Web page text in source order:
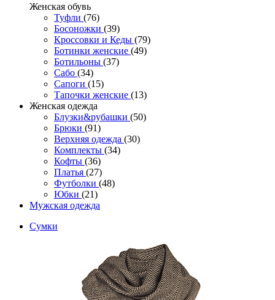
Женcкая обувь
Туфли (76)
Босоножки (39)
Кроссовки и Кеды (79)
Ботинки женские (49)
Ботильоны (37)
Сабо (34)
Сапоги (15)
Тапочки женские (13)
Женская одежда
Блузки&рубашки (50)
Брюки (91)
Верхняя одежда (30)
Комплекты (34)
Кофты (36)
Платья (27)
Футболки (48)
Юбки (21)
Мужская одежда
Сумки